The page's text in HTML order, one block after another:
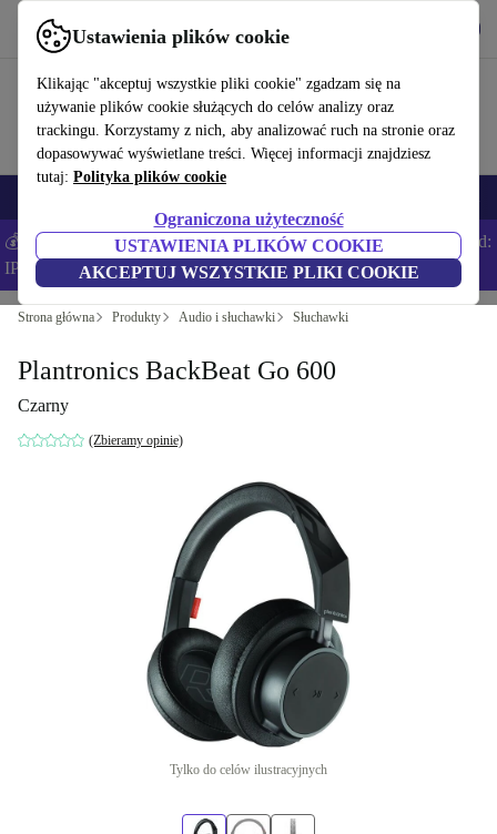
Ustawienia plików cookie
Klikając "akceptuj wszystkie pliki cookie" zgadzam się na
używanie plików cookie służących do celów analizy oraz
trackingu. Korzystamy z nich, aby analizować ruch na stronie oraz
dopasowywać wyświetlane treści. Więcej informacji znajdziesz
tutaj: Polityka plików cookie
Ograniczona użyteczność
USTAWIENIA PLIKÓW COOKIE
AKCEPTUJ WSZYSTKIE PLIKI COOKIE
Korzystaj z refurbed szybko i łatwo
💰Zaoszczędź DODATKOWE 5% na wszystkich iPhone’ach – Kod:
IPHONEDEAL –Regulamin
Strona główna Produkty Audio i słuchawki Słuchawki
Plantronics BackBeat Go 600
Czarny
(Zbieramy opinie)
Tylko do celów ilustracyjnych